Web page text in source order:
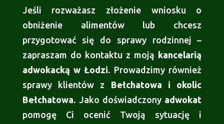
Jeśli rozważasz złożenie wniosku o
obniżenie alimentów lub chcesz
przygotować się do sprawy rodzinnej –
zapraszam do kontaktu z moją kancelarią
adwokacką w Łodzi. Prowadzimy również
sprawy klientów z Bełchatowa i okolic
Bełchatowa. Jako doświadczony adwokat
pomogę Ci ocenić Twoją sytuację i